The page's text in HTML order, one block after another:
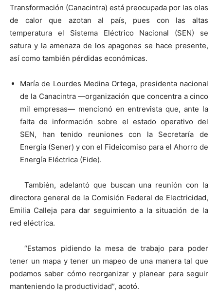
Transformación (Canacintra) está preocupada por las olas
de calor que azotan al país, pues con las altas
temperatura el Sistema Eléctrico Nacional (SEN) se
satura y la amenaza de los apagones se hace presente,
así como también pérdidas económicas.
María de Lourdes Medina Ortega, presidenta nacional
de la Canacintra —organización que concentra a cinco
mil empresas— mencionó en entrevista que, ante la
falta de información sobre el estado operativo del
SEN, han tenido reuniones con la Secretaría de
Energía (Sener) y con el Fideicomiso para el Ahorro de
Energía Eléctrica (Fide).
También, adelantó que buscan una reunión con la
directora general de la Comisión Federal de Electricidad,
Emilia Calleja para dar seguimiento a la situación de la
red eléctrica.
“Estamos pidiendo la mesa de trabajo para poder
tener un mapa y tener un mapeo de una manera tal que
podamos saber cómo reorganizar y planear para seguir
manteniendo la productividad”, acotó.